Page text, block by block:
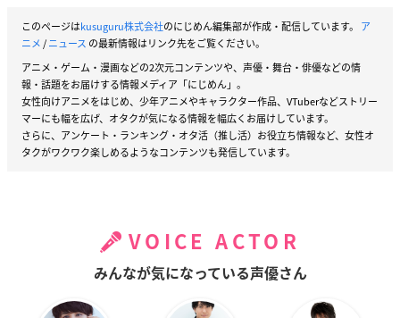
このページはkusuguru株式会社のにじめん編集部が作成・配信しています。 ア
ニメ/ニュース の最新情報はリンク先をご覧ください。
アニメ・ゲーム・漫画などの2次元コンテンツや、声優・舞台・俳優などの情
報・話題をお届けする情報メディア「にじめん」。
女性向けアニメをはじめ、少年アニメやキャラクター作品、VTuberなどストリー
マーにも幅を広げ、オタクが気になる情報を幅広くお届けしています。
さらに、アンケート・ランキング・オタ活（推し活）お役立ち情報など、女性オ
タクがワクワク楽しめるようなコンテンツも発信しています。
VOICE ACTOR
みんなが気になっている声優さん